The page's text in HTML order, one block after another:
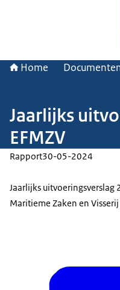
Home
Jaarlijks
EFMZV
Rapport30-05-2024
Jaarlijks uitvoeringsverslag
Maritieme Zaken en Visserij